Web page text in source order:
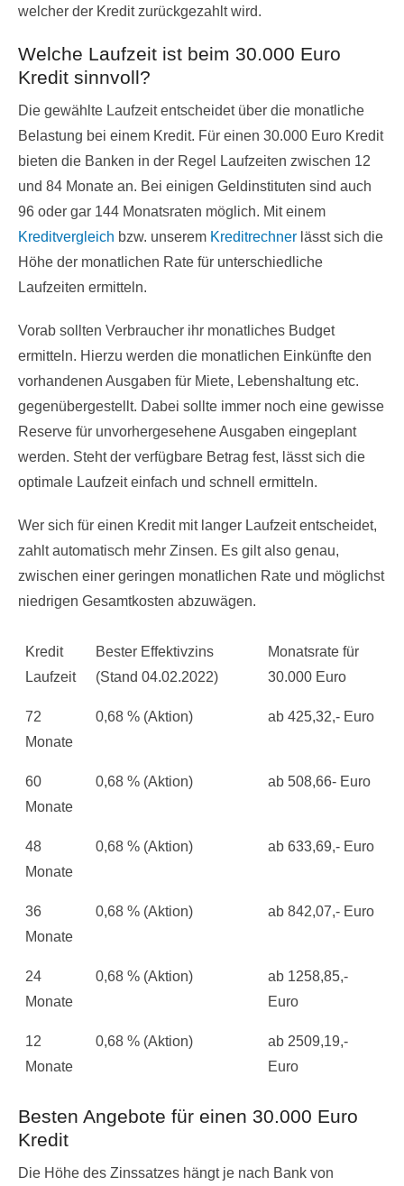
welcher der Kredit zurückgezahlt wird.
Welche Laufzeit ist beim 30.000 Euro
Kredit sinnvoll?
Die gewählte Laufzeit entscheidet über die monatliche
Belastung bei einem Kredit. Für einen 30.000 Euro Kredit
bieten die Banken in der Regel Laufzeiten zwischen 12
und 84 Monate an. Bei einigen Geldinstituten sind auch
96 oder gar 144 Monatsraten möglich. Mit einem
Kreditvergleich bzw. unserem Kreditrechner lässt sich die
Höhe der monatlichen Rate für unterschiedliche
Laufzeiten ermitteln.
Vorab sollten Verbraucher ihr monatliches Budget
ermitteln. Hierzu werden die monatlichen Einkünfte den
vorhandenen Ausgaben für Miete, Lebenshaltung etc.
gegenübergestellt. Dabei sollte immer noch eine gewisse
Reserve für unvorhergesehene Ausgaben eingeplant
werden. Steht der verfügbare Betrag fest, lässt sich die
optimale Laufzeit einfach und schnell ermitteln.
Wer sich für einen Kredit mit langer Laufzeit entscheidet,
zahlt automatisch mehr Zinsen. Es gilt also genau,
zwischen einer geringen monatlichen Rate und möglichst
niedrigen Gesamtkosten abzuwägen.
Kredit
Laufzeit
Bester Effektivzins
(Stand 04.02.2022)
Monatsrate für
30.000 Euro
72
Monate
0,68 % (Aktion) ab 425,32,- Euro
60
Monate
0,68 % (Aktion) ab 508,66- Euro
48
Monate
0,68 % (Aktion) ab 633,69,- Euro
36
Monate
0,68 % (Aktion) ab 842,07,- Euro
24
Monate
0,68 % (Aktion)
ab 1258,85,-
Euro
12
Monate
0,68 % (Aktion)
ab 2509,19,-
Euro
Besten Angebote für einen 30.000 Euro
Kredit
Die Höhe des Zinssatzes hängt je nach Bank von